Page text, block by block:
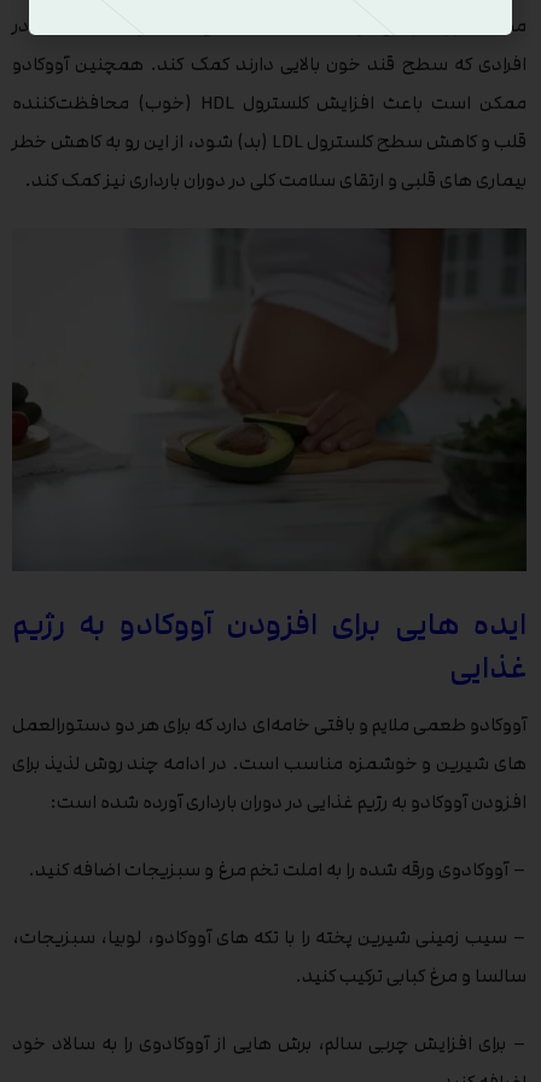
مصرف آووکادو می تواند به کاهش سطح قند خون بعد از غذا در
افرادی که سطح قند خون بالایی دارند کمک کند. همچنین آووکادو
ممکن است باعث افزایش کلسترول HDL (خوب) محافظت‌کننده
قلب و کاهش سطح کلسترول LDL (بد) شود، از این رو به کاهش خطر
بیماری های قلبی و ارتقای سلامت کلی در دوران بارداری نیز کمک کند.
ایده هایی برای افزودن آووکادو به رژیم
غذایی
آووکادو طعمی ملایم و بافتی خامه‌ای دارد که برای هر دو دستورالعمل
های شیرین و خوشمزه مناسب است. در ادامه چند روش لذیذ برای
افزودن آووکادو به رژیم غذایی در دوران بارداری آورده شده است:
– آووکادوی ورقه شده را به املت تخم مرغ و سبزیجات اضافه کنید.
– سیب زمینی شیرین پخته را با تکه های آووکادو، لوبیا، سبزیجات،
سالسا و مرغ کبابی ترکیب کنید.
– برای افزایش چربی سالم، برش هایی از آووکادوی را به سالاد خود